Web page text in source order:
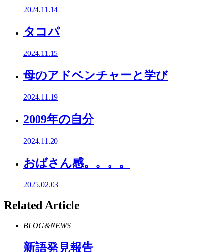
2024.11.14
タコパ
2024.11.15
母のアドベンチャーと学び
2024.11.19
2009年の自分
2024.11.20
おばさん感。。。。
2025.02.03
Related Article
BLOG&NEWS
新語発見報告